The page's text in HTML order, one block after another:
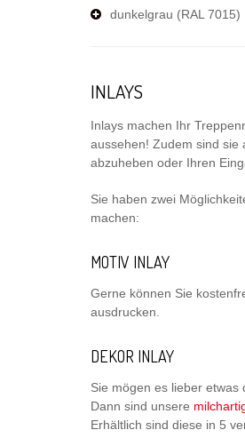
dunkelgrau (RAL 7015)
INLAYS
Inlays machen Ihr
aussehen! Zudem sind sie
abzuheben oder Ihren
Sie haben zwei
machen:
MOTIV INLAY
Gerne können Sie
ausdrucken.
DEKOR INLAY
Sie mögen es lieber
Dann sind unsere
Erhältlich sind diese in 5